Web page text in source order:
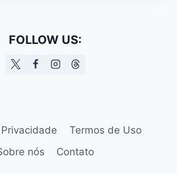
FOLLOW US:
Termos de Uso
nós
Contato